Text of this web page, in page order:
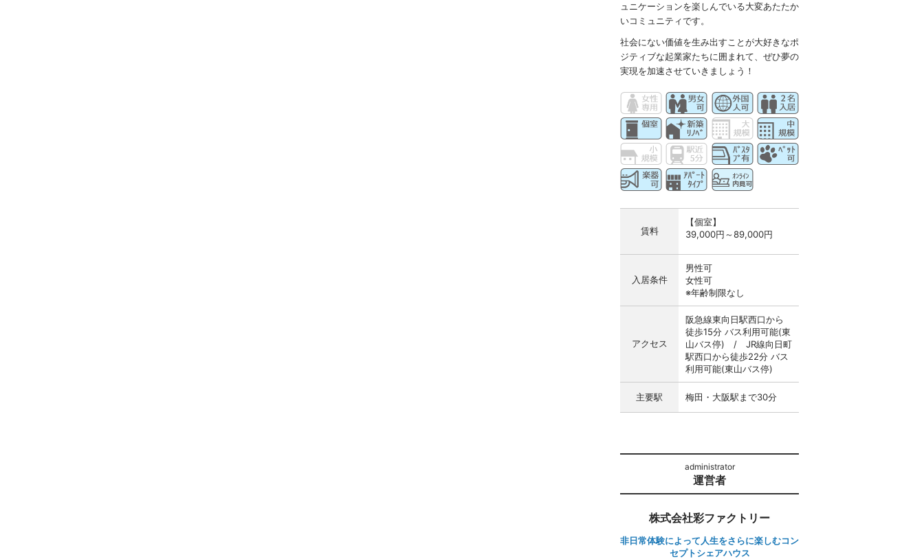
ュニケーションを楽しんでいる大変あたたか
いコミュニティです。
社会にない価値を生み出すことが大好きなポ
ジティブな起業家たちに囲まれて、ぜひ夢の
実現を加速させていきましょう！
賃料
【個室】
39,000円～89,000円
入居条件
男性可
女性可
※年齢制限なし
アクセス
阪急線東向日駅西口から
徒歩15分 バス利用可能(東
山バス停) / JR線向日町
駅西口から徒歩22分 バス
利用可能(東山バス停)
主要駅 梅田・大阪駅まで30分
運営者
株式会社彩ファクトリー
非日常体験によって人生をさらに楽しむコン
セプトシェアハウス